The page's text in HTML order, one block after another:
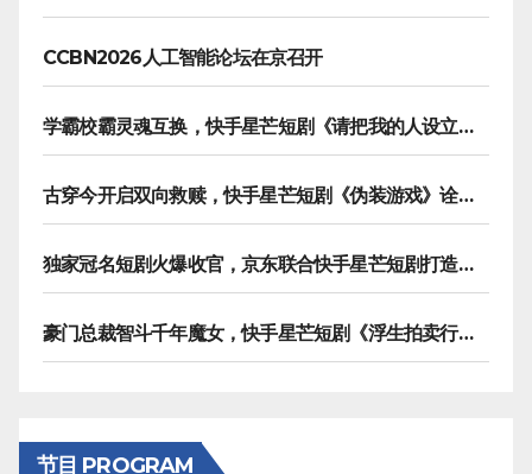
CCBN2026人工智能论坛在京召开
学霸校霸灵魂互换，快手星芒短剧《请把我的人设立住》笑泪齐飞
古穿今开启双向救赎，快手星芒短剧《伪装游戏》诠释热血青春友谊
独家冠名短剧火爆收官，京东联合快手星芒短剧打造双11营销范本
豪门总裁智斗千年魔女，快手星芒短剧《浮生拍卖行》奇幻元素拉满
节目 PROGRAM